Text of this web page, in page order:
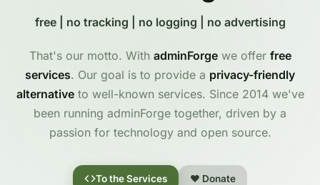
free | no tracking | no logging | no advertising
That's our motto. With adminForgewe offer free
services. Our goal is to provide a privacy-friendly
alternativeto well-known services. Since 2014 we've
been running adminForge together, driven by a
passion for technology and open source.
To the Services ❤ Donate